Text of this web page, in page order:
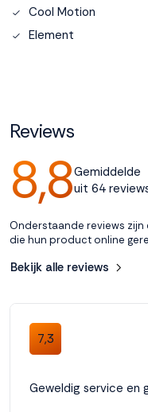
Cool Motion
Element
Reviews
8,8Gemiddelde
uit 64
Onderstaande reviews zijn
die hun product online
Bekijk alle reviews
7,3
Geweldig service en